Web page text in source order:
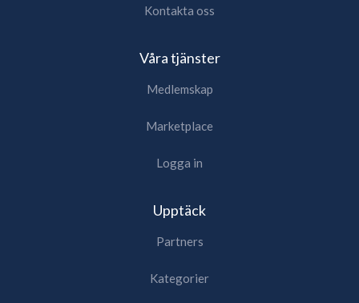
Kontakta oss
Våra tjänster
Medlemskap
Marketplace
Logga in
Upptäck
Partners
Kategorier